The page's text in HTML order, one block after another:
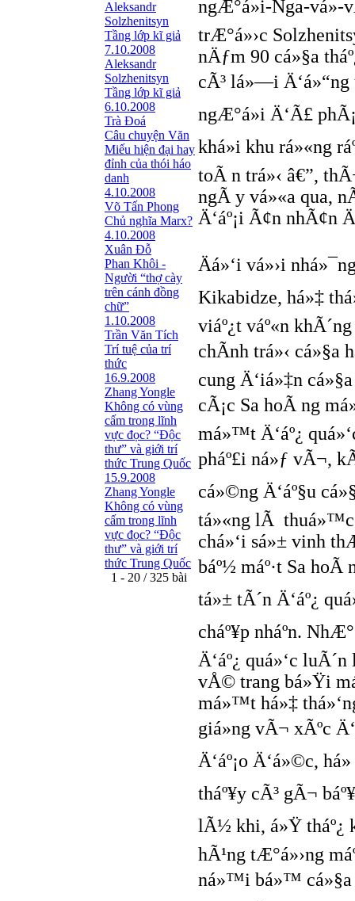
Aleksandr
Solzhenitsyn
Tầng lớp kĩ giả
7.10.2008
Aleksandr
Solzhenitsyn
Tầng lớp kĩ giả
6.10.2008
Trà Đoá
Câu chuyện Văn
Miếu hiện đại hay
đỉnh của thói háo
danh
4.10.2008
Võ Tấn Phong
Chủ nghĩa Marx?
4.10.2008
Xuân Đỗ
Phan Khôi -
Người “thợ cày
trên cánh đồng
chữ”
1.10.2008
Trần Văn Tích
Trí tuệ của trí
thức
16.9.2008
Zhang Yongle
Không có vùng
cấm trong lĩnh
vực đọc? “Ðộc
thư” và giới trí
thức Trung Quốc
15.9.2008
Zhang Yongle
Không có vùng
cấm trong lĩnh
vực đọc? “Ðộc
thư” và giới trí
thức Trung Quốc
1 - 20 / 325 bài
ngÆ°á»i-Nga-
trÆ°á»›c
nÄƒm 90 cá»§a
cÃ³ lá»—i Ä‘á»“ng
ngÆ°á»i Ä‘Ã£
khá»i khu rá»«ng
toÃ n trá»‹ â€”,
ngÃ y vá»«a qua,
Ä‘áº¡i Ã¢n nhÃ¢n
Äá»‘i vá»›i
Kikabidze, há»‡
viáº¿t váº«n
chÃ­nh trá»‹ cá»§a
cung Ä‘iá»‡n
cÃ¡c Sa hoÃ ng
má»™t Ä‘áº¿
pháº£i ná»ƒ vÃ¬,
cá»©ng Ä‘áº§u
tá»«ng lÃ thuá»™c
chá»‘i sá»± vinh
báº½ máº·t Sa hoÃ
tá»± tÃ´n Ä‘áº¿
cháº¥p nháº­n.
Ä‘áº¿ quá»‘c
vÅ© trang bá»Ÿi
má»™t há»‡
giá»ng vÃ¬ xÃºc
Ä‘áº¡o Ä‘á»©c,
tháº¥y cÃ³ gÃ¬
lÃ½ khi, á»Ÿ tháº¿
hÃ¹ng tÆ°á»›ng
ná»™i bá»™ cá»§a